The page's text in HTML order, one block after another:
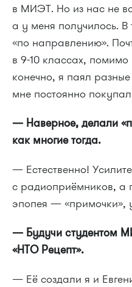
в МИЭТ. Но из нас не
а у меня получилось. В
«по направлению».
в 9-10 классах, помимо
конечно, я паял
мне постоянно
— Наверное, делали
как многие тогда.
— Естественно!
с радиоприёмников, а
эпопея — «примочки»,
— Будучи студентом
«НТО Рецепт».
— Её создали я и